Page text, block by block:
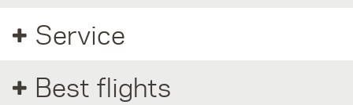
Service
Best flights